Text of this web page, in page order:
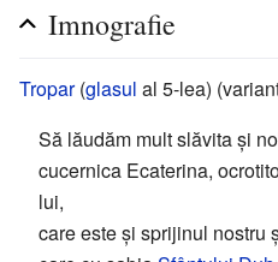
Imnografie
Tropar(glasul al 5-lea)
Să lăudăm mult slăvita și
cucernica Ecaterina,
lui,
care este și sprijinul nostru